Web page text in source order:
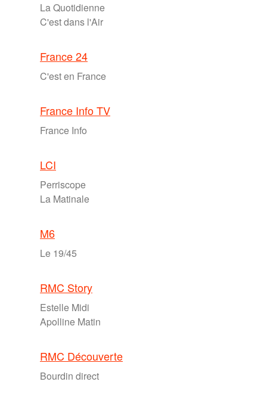
La Quotidienne
C'est dans l'Air
France 24
C'est en France
France Info TV
France Info
LCI
Perriscope
La Matinale
M6
Le 19/45
RMC Story
Estelle Midi
Apolline Matin
RMC Découverte
Bourdin direct